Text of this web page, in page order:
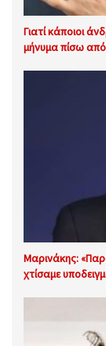
Γιατί κάποιοι
μήνυμα πίσω
Μαρινάκης:
χτίσαμε